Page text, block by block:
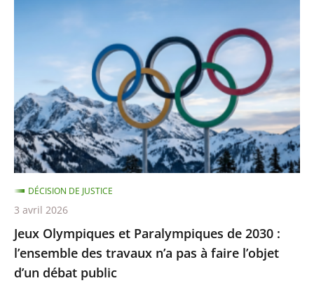
œ...
Olympiques
Paralympiques
2030
:
l’ensemble
des
travaux
n’a
pas
à
faire
l’objet
Jeux Olympiques et Paralympiques de 2030 :
l’ensemble des travaux n’a pas à faire l’objet
d’un débat public
DÉCISION DE JUSTICE
3 avril 2026